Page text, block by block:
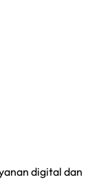
digital dan